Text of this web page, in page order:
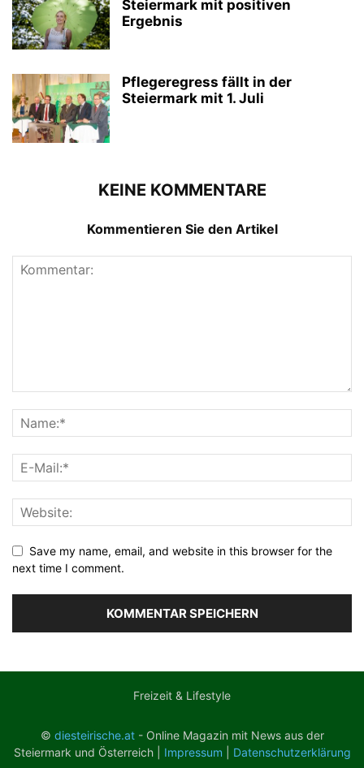
Steiermark mit positiven
Ergebnis
Pflegeregress fällt in der
Steiermark mit 1. Juli
KEINE KOMMENTARE
Kommentieren Sie den Artikel
Save my name, email, and website in this browser for the
next time I comment.
Freizeit & Lifestyle
© diesteirische.at- Online Magazin mit News aus der
Steiermark und Österreich | Impressum Datenschutzerklärung